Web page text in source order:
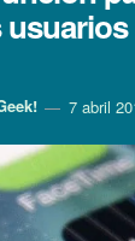
7 abril